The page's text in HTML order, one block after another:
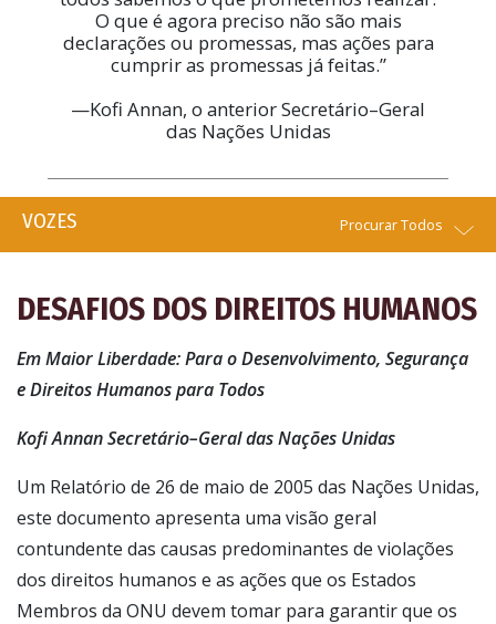
O que é agora preciso não são mais
declarações ou promessas, mas ações para
cumprir as promessas já feitas.”
—Kofi Annan, o anterior Secretário–Geral
das Nações Unidas
VOZES Procurar Todos
DESAFIOS DOS DIREITOS HUMANOS
Em Maior Liberdade: Para o Desenvolvimento, Segurança
e Direitos Humanos para Todos
Kofi Annan Secretário–Geral das Nações Unidas
Um Relatório de 26 de maio de 2005 das Nações Unidas,
este documento apresenta uma visão geral
contundente das causas predominantes de violações
dos direitos humanos e as ações que os Estados
Membros da ONU devem tomar para garantir que os